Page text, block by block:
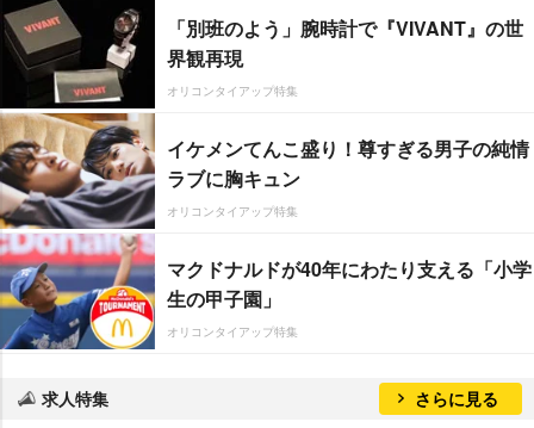
「別班のよう」腕時計で『VIVANT』の世
界観再現
オリコンタイアップ特集
イケメンてんこ盛り！尊すぎる男子の純情
ラブに胸キュン
オリコンタイアップ特集
マクドナルドが40年にわたり支える「小学
生の甲子園」
オリコンタイアップ特集
求人特集 さらに見る